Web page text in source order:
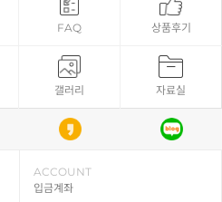
FAQ 상품후기
갤러리 자료실
ACCOUNT
입금계좌